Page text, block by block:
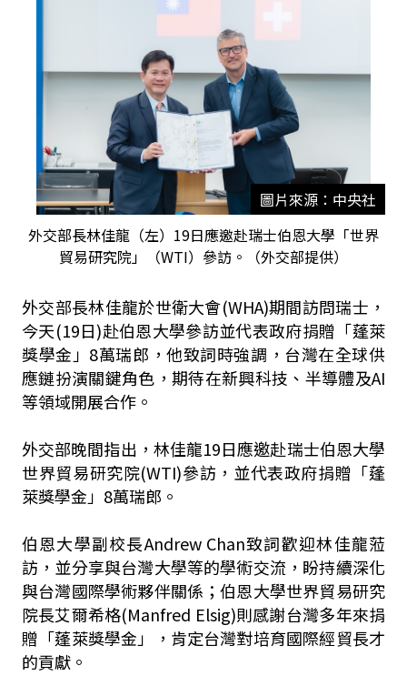
圖片來源：中央社
外交部長林佳龍（左）19日應邀赴瑞士伯恩大學「世界
貿易研究院」（WTI）參訪。（外交部提供）
外交部長林佳龍於世衛大會(WHA)期間訪問瑞士，
今天(19日)赴伯恩大學參訪並代表政府捐贈「蓬萊
獎學金」8萬瑞郎，他致詞時強調，台灣在全球供
應鏈扮演關鍵角色，期待在新興科技、半導體及AI
等領域開展合作。
外交部晚間指出，林佳龍19日應邀赴瑞士伯恩大學
世界貿易研究院(WTI)參訪，並代表政府捐贈「蓬
萊獎學金」8萬瑞郎。
伯恩大學副校長Andrew Chan致詞歡迎林佳龍蒞
訪，並分享與台灣大學等的學術交流，盼持續深化
與台灣國際學術夥伴關係；伯恩大學世界貿易研究
院長艾爾希格(Manfred Elsig)則感謝台灣多年來捐
贈「蓬萊獎學金」，肯定台灣對培育國際經貿長才
的貢獻。